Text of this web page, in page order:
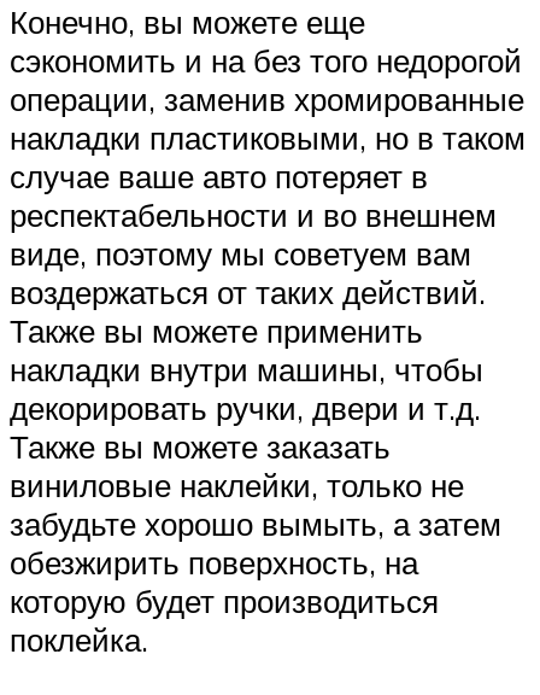
Конечно, вы можете еще
сэкономить и на без того недорогой
операции, заменив хромированные
накладки пластиковыми, но в таком
случае ваше авто потеряет в
респектабельности и во внешнем
виде, поэтому мы советуем вам
воздержаться от таких действий.
Также вы можете применить
накладки внутри машины, чтобы
декорировать ручки, двери и т.д.
Также вы можете заказать
виниловые наклейки, только не
забудьте хорошо вымыть, а затем
обезжирить поверхность, на
которую будет производиться
поклейка.